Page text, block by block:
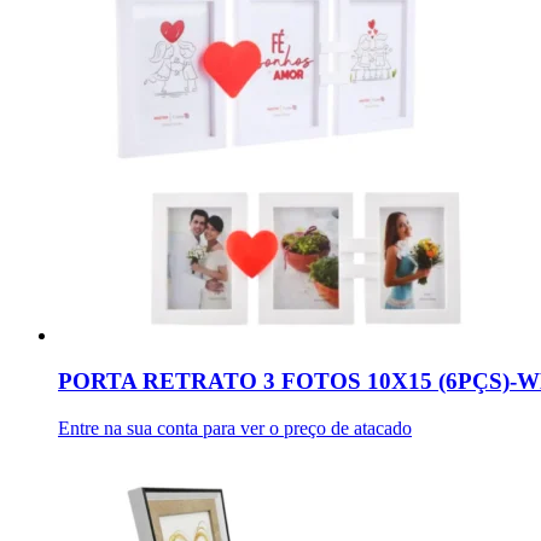
PORTA RETRATO 3 FOTOS 10X15 (6PÇS)-
Entre na sua conta para ver o preço de atacado